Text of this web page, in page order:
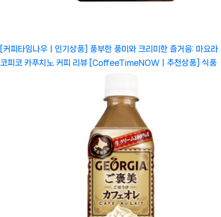
[커피타임나우ㅣ인기상품] 풍부한 풍미와 크리미한 즐거움: 마요라
코피코 카푸치노 커피 리뷰 [CoffeeTimeNOWㅣ추천상품] 식품